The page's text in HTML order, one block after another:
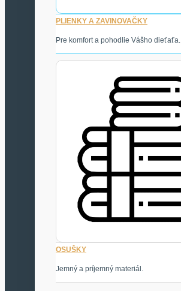
PLIENKY A ZAVINOVAČKY
Pre komfort a pohodlie Vášho dieťaťa.
OSUŠKY
Jemný a príjemný materiál.